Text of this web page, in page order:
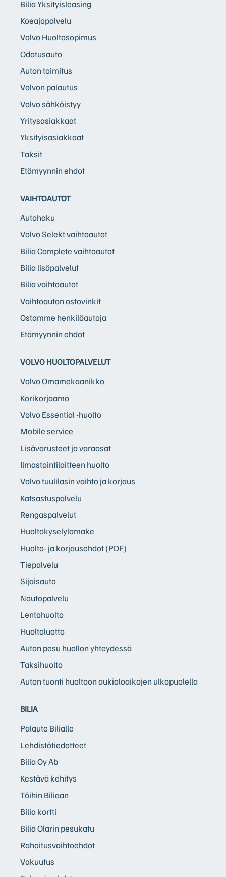
Bilia Yksityisleasing
Koeajopalvelu
Volvo Huoltosopimus
Odotusauto
Auton toimitus
Volvon palautus
Volvo sähköistyy
Yritysasiakkaat
Yksityisasiakkaat
Taksit
Etämyynnin ehdot
VAIHTOAUTOT
Autohaku
Volvo Selekt vaihtoautot
Bilia Complete vaihtoautot
Bilia lisäpalvelut
Bilia vaihtoautot
Vaihtoauton ostovinkit
Ostamme henkilöautoja
Etämyynnin ehdot
VOLVO HUOLTOPALVELUT
Volvo Omamekaanikko
Korikorjaamo
Volvo Essential -huolto
Mobile service
Lisävarusteet ja varaosat
Ilmastointilaitteen huolto
Volvo tuulilasin vaihto ja korjaus
Katsastuspalvelu
Rengaspalvelut
Huoltokyselylomake
Huolto- ja korjausehdot (PDF)
Tiepalvelu
Sijaisauto
Noutopalvelu
Lentohuolto
Huoltoluotto
Auton pesu huollon yhteydessä
Taksihuolto
Auton tuonti huoltoon aukioloaikojen ulkopuolella
BILIA
Palaute Bilialle
Lehdistötiedotteet
Bilia Oy Ab
Kestävä kehitys
Töihin Biliaan
Bilia kortti
Bilia Olarin pesukatu
Rahoitusvaihtoehdot
Vakuutus